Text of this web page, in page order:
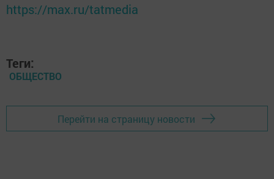
https://max.ru/tatmedia
Теги:
ОБЩЕСТВО
Перейти на страницу новости